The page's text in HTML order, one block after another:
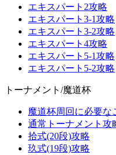
エキスパート2攻略
エキスパート3-1攻略
エキスパート3-2攻略
エキスパート4攻略
エキスパート5-1攻略
エキスパート5-2攻略
トーナメント/魔道杯
魔道杯周回に必要な
通常トーナメント攻
拾式(20段)攻略
玖式(19段)攻略